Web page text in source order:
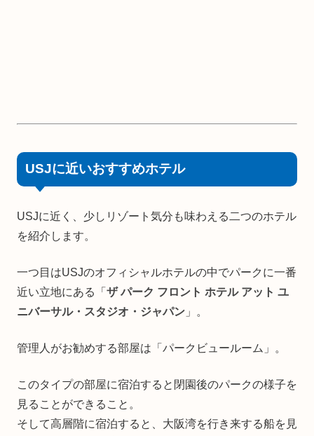
USJに近いおすすめホテル
USJに近く、少しリゾート気分も味わえる二つのホテル
を紹介します。
一つ目はUSJのオフィシャルホテルの中でパークに一番
近い立地にある「 ザ パーク フロント ホテル アット ユ
ニバーサル・スタジオ・ジャパン 」。
管理人がお勧めする部屋は「パークビュールーム」。
このタイプの部屋に宿泊すると閉園後のパークの様子を
見ることができること。
そして高層階に宿泊すると、大阪湾を行き来する船を見